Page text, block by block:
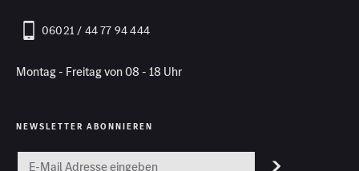
06021 / 44 77 94 444
Montag - Freitag von 08 - 18 Uhr
NEWSLETTER ABONNIEREN